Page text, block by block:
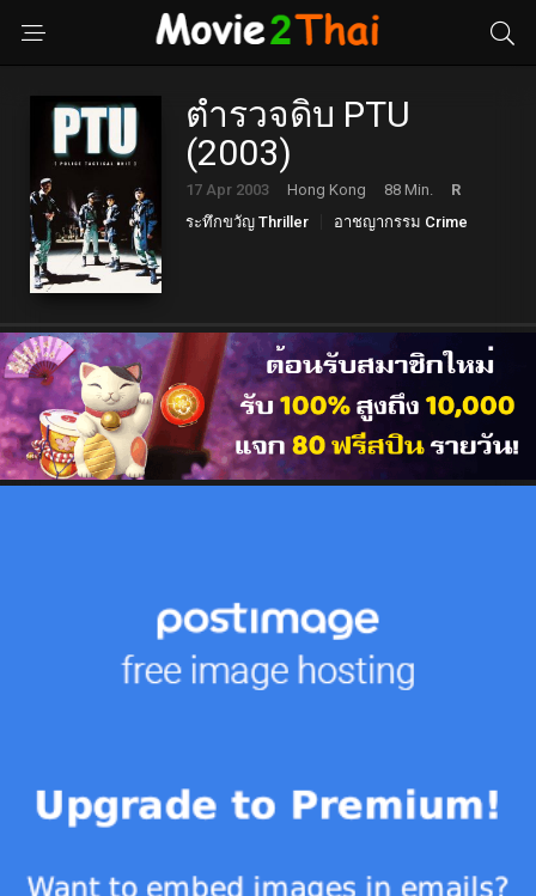
ตำรวจดิบ PTU
(2003)
17 Apr 2003 Hong Kong 88 Min.
R
ระทึกขวัญ Thriller
อาชญากรรม Crime